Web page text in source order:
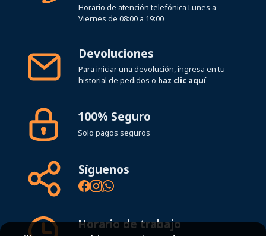
Horario de atención telefónica Lunes a
Viernes de 08:00 a 19:00
Devoluciones
Para iniciar una devolución, ingresa en tu
historial de pedidos o haz clic aquí
100% Seguro
Solo pagos seguros
Síguenos
Horario de trabajo